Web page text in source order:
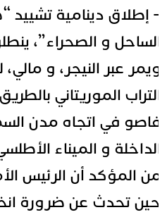
إطلاق دينامية تشييد
و الصحراء”،
عبر النيجر، و
الموريتاني
في اتجاه مدن
و الميناء
المؤكد أن الرئيس
تحدث عن ضرورة